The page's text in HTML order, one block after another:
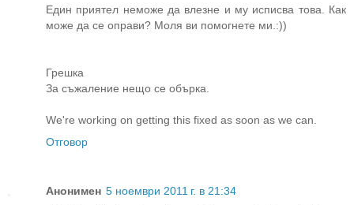
Един приятел неможе да влезне и му исписва това. Как
може да се оправи? Моля ви помогнете ми.:))
Грешка
За съжаление нещо се обърка.
We're working on getting this fixed as soon as we can.
Отговор
Анонимен 5 ноември 2011 г. в 21:34